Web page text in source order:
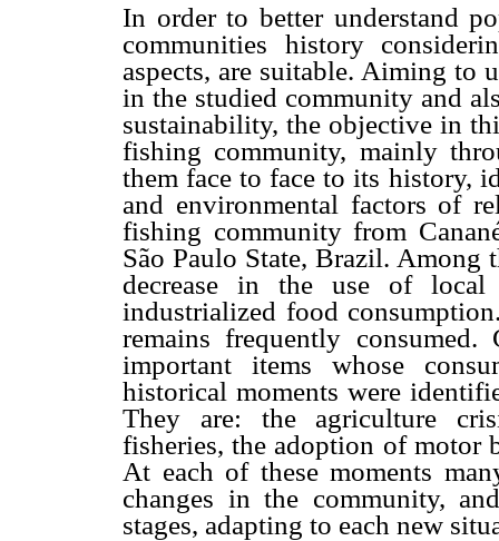
In order to better understand
communities history
aspects, are suitable. Aiming to
in the studied community and
sustainability, the objective in
fishing community, mainly
them face to face to its history,
and environmental factors of
fishing community from
São Paulo State, Brazil. Among
decrease in the use of
industrialized food
remains frequently
important items whose
historical moments were
They are: the agriculture
fisheries, the adoption of motor
At each of these moments
changes in the community,
stages, adapting to each new